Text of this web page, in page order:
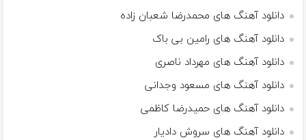
دانلود آهنگ های محمدرضا شعبان زاده
دانلود آهنگ های رامین بی باک
دانلود آهنگ های مهرداد ناصری
دانلود آهنگ های مسعود وجدانی
دانلود آهنگ های حمیدرضا کاظمی
دانلود آهنگ های سروش دادیار